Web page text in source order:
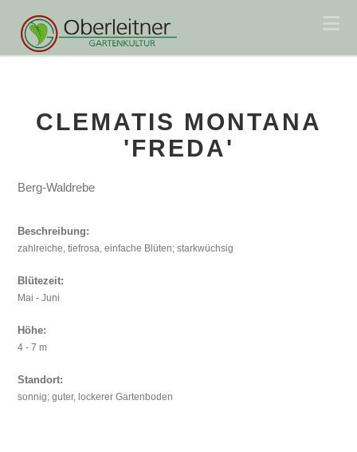
CLEMATIS MONTANA
'FREDA'
Berg-Waldrebe
Beschreibung:
zahlreiche, tiefrosa, einfache Blüten; starkwüchsig
Blütezeit:
Mai - Juni
Höhe:
4 - 7 m
Standort:
sonnig; guter, lockerer Gartenboden